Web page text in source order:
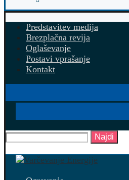
Predstavitev medija
Brezplačna revija
Oglaševanje
Postavi vprašanje
Kontakt
Najdi